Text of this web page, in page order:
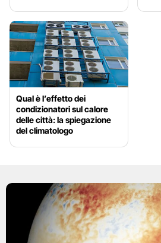
Qual è l’effetto dei
condizionatori sul calore
delle città: la spiegazione
del climatologo